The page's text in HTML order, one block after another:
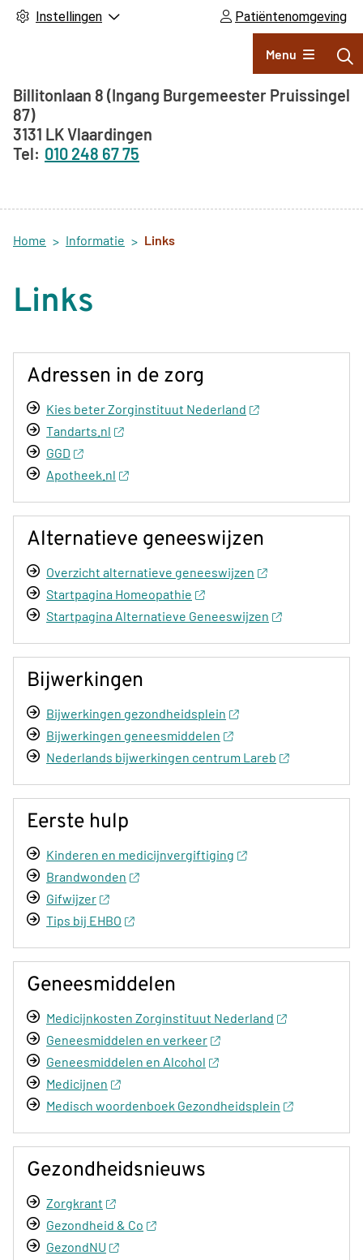
Instellingen Patiëntenomgeving
Hoofdmenu
Menu
Adresgegevens
Billitonlaan 8 (Ingang Burgemeester Pruissingel
87)
3131 LKVlaardingen
010 248 67 75
Home Informatie Links
Links
Adressen in de zorg
Kies beter Zorginstituut Nederland
Tandarts.nl
GGD
Apotheek.nl
Alternatieve geneeswijzen
Overzicht alternatieve geneeswijzen
Startpagina Homeopathie
Startpagina Alternatieve Geneeswijzen
Bijwerkingen
Bijwerkingen gezondheidsplein
Bijwerkingen geneesmiddelen
Nederlands bijwerkingen centrum Lareb
Eerste hulp
Kinderen en medicijnvergiftiging
Brandwonden
Gifwijzer
Tips bij EHBO
Geneesmiddelen
Medicijnkosten Zorginstituut Nederland
Geneesmiddelen en verkeer
Geneesmiddelen en Alcohol
Medicijnen
Medisch woordenboek Gezondheidsplein
Gezondheidsnieuws
Zorgkrant
Gezondheid & Co
GezondNU